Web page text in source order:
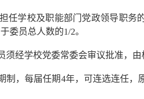
任学校及职能部门党政领导职务
委员总人数的1/2。
须经学校党委常委会审议批准，由
制，每届任期4年，可连选连任，